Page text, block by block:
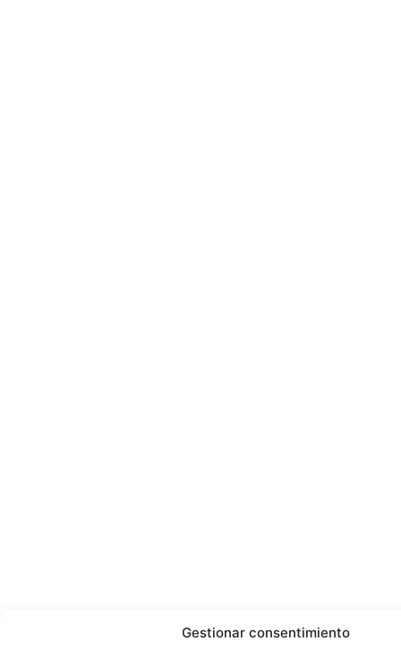
Gestionar consentimiento